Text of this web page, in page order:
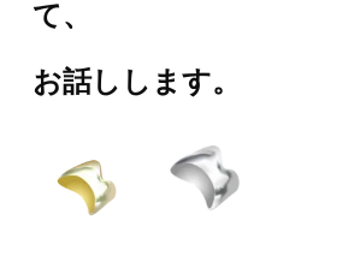
て、
お話しします。